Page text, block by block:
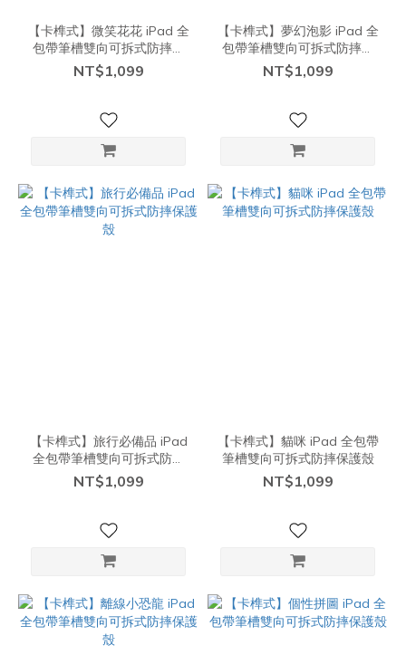
【卡榫式】微笑花花 iPad 全
包帶筆槽雙向可拆式防摔保
護殼
NT$1,099
【卡榫式】夢幻泡影 iPad 全
包帶筆槽雙向可拆式防摔保
護殼
NT$1,099
【卡榫式】旅行必備品 iPad
全包帶筆槽雙向可拆式防摔
保護殼
NT$1,099
【卡榫式】貓咪 iPad 全包帶
筆槽雙向可拆式防摔保護殼
NT$1,099